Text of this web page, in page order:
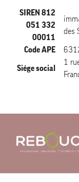
SIREN 812
051 332
00011
des
Code APE
Siége social
1